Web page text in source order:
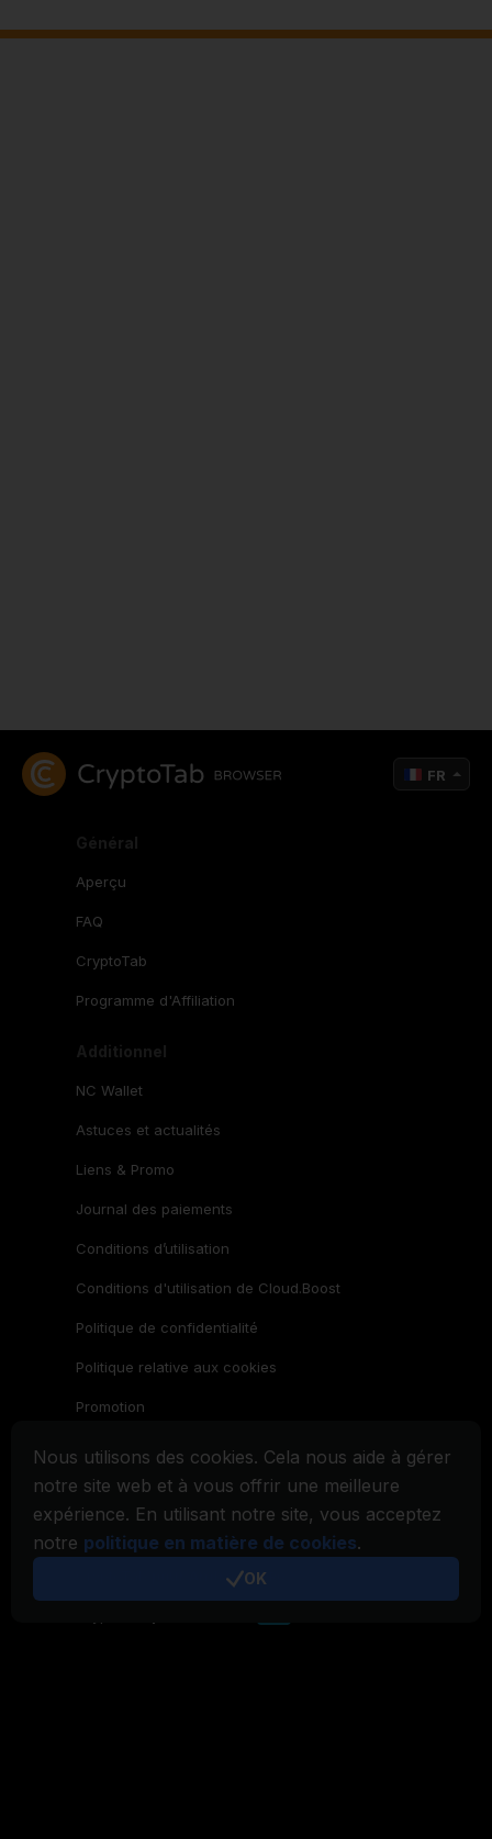
Nous utilisons des cookies. Cela nous aide à gérer
notre site web et à vous offrir une meilleure
expérience. En utilisant notre site, vous acceptez
notre politique en matière de cookies.
OK
Aperçu
FAQ
CryptoTab
Programme d'Affiliation
NC Wallet
Astuces et actualités
Liens & Promo
Journal des paiements
Conditions d’utilisation
Conditions d'utilisation de Cloud.Boost
Politique de confidentialité
Politique relative aux cookies
Promotion
Famille CryptoTab
Navigateur CryptoTab
CryptoTabpour Android MAX
pour Android PRO
FR